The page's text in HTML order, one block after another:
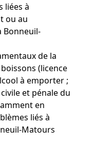
liées à
ou au
Bonneuil-
de la
(licence
à emporter ;
et pénale du
en
liés à
Matours